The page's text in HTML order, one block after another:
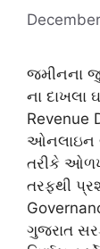
જમીનના
ના દાખલા
Revenue
ઓનલાઇન
તરીકે
તરફથી
ગુજરાત